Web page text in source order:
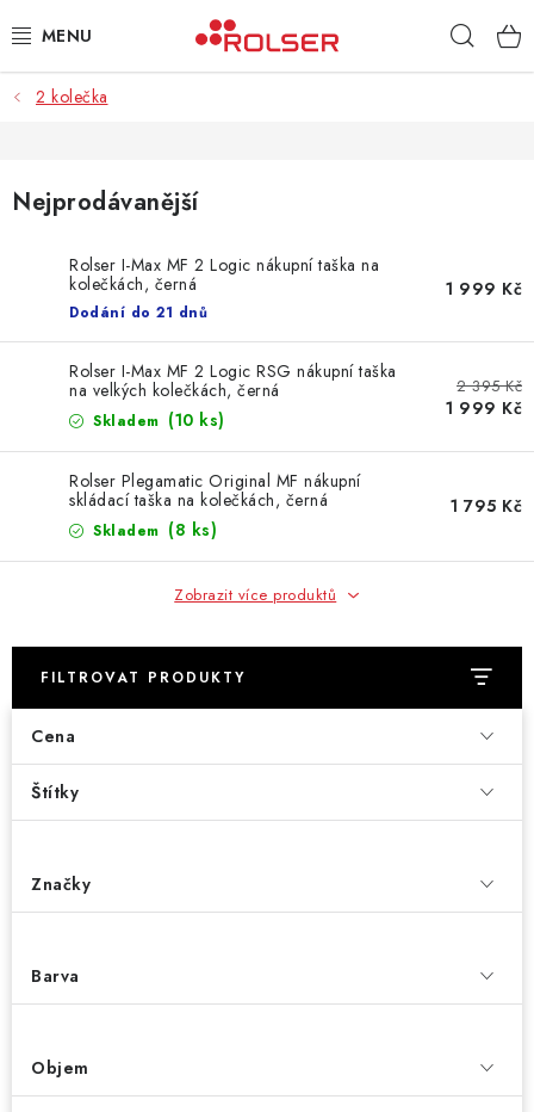
na
TAŠKY NA KOLEČKÁCH
KLASICKÉ TAŠKY
PŘÍSLUŠENSTVÍ
Kontakt Obchodní podmínky
2 kolečka
Nejprodávanější
Rolser I-Max MF 2 Logic nákupní taška na
kolečkách, černá
Dodání do 21 dnů
1 999 Kč
Rolser I-Max MF 2 Logic RSG nákupní taška
na velkých kolečkách, černá
Skladem (10 ks)
2 395 Kč
1 999 Kč
Rolser Plegamatic Original MF nákupní
skládací taška na kolečkách, černá
Skladem (8 ks)
1 795 Kč
Zobrazit více produktů
FILTROVAT PRODUKTY
Cena
Štítky
Značky
Barva
Objem